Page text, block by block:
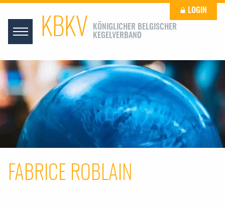
KBKV
KÖNIGLICHER BELGISCHER
KEGELVERBAND
LOGIN
FABRICE ROBLAIN